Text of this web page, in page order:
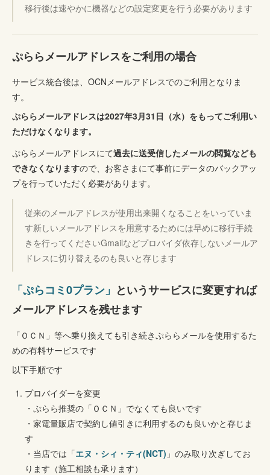
移行後は速やかに機器などの設定変更を行う必要があります
ぷららメールアドレスをご利用の場合
サービス統合後は、OCNメールアドレスでのご利用となりま
す。
ぷららメールアドレスは2027年3月31日（水）をもってご利用い
ただけなくなります。
ぷららメールアドレスにて過去に送受信したメールの閲覧なども
できなくなりますので、お客さまにて事前にデータのバックアッ
プを行っていただく必要があります。
従来のメールアドレスが使用出来開くなることをいっていま
す新しいメールアドレスを用意するためには早めに移行手続
きを行ってくださいGmailなどプロバイダ依存しないメールア
ドレスに切り替えるのも良いと存じます
「ぷらコミ0プラン」 というサービスに変更すれば
メールアドレスを残せます
「ＯＣＮ」等へ乗り換えても引き続きぷららメールを使用するた
めの有料サービスです
以下手順です
プロバイダーを変更
・ぷらら推奨の「ＯＣＮ」でなくても良いです
・家電量販店で契約し値引きに利用するのも良いかと存じま
す
・当店では「エヌ・シィ・ティ(NCT) 」のみ取り次ぎしてお
ります（施工相談も承ります）